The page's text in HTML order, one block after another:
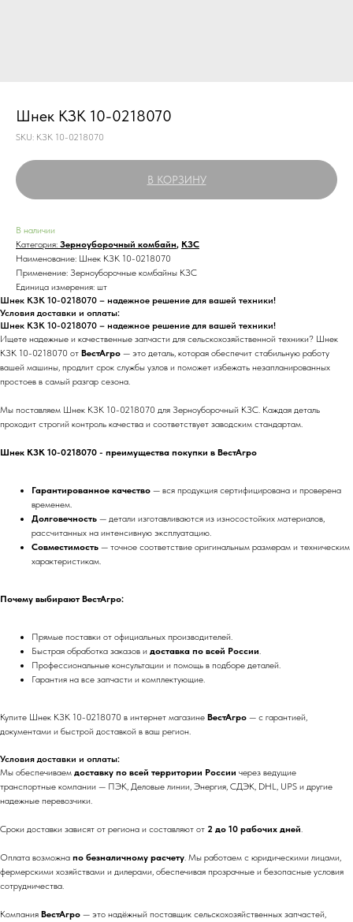
Шнек КЗК 10-0218070
SKU: КЗК 10-0218070
В КОРЗИНУ
В наличии
Категория: Зерноуборочный комбайн, КЗС
Наименование: Шнек КЗК 10-0218070
Применение: Зерноуборочные комбайны КЗС
Единица измерения: шт
Шнек КЗК 10-0218070 – надежное решение для вашей техники!
Условия доставки и оплаты:
Шнек КЗК 10-0218070 – надежное решение для вашей техники!
Ищете надежные и качественные запчасти для сельскохозяйственной техники? Шнек
КЗК 10-0218070 от ВестАгро — это деталь, которая обеспечит стабильную работу
вашей машины, продлит срок службы узлов и поможет избежать незапланированных
простоев в самый разгар сезона.
Мы поставляем Шнек КЗК 10-0218070 для Зерноуборочный КЗС. Каждая деталь
проходит строгий контроль качества и соответствует заводским стандартам.
Шнек КЗК 10-0218070 - преимущества покупки в ВестАгро
Гарантированное качество — вся продукция сертифицирована и проверена
временем.
Долговечность — детали изготавливаются из износостойких материалов,
рассчитанных на интенсивную эксплуатацию.
Совместимость — точное соответствие оригинальным размерам и техническим
характеристикам.
Почему выбирают ВестАгро:
Прямые поставки от официальных производителей.
Быстрая обработка заказов и доставка по всей России.
Профессиональные консультации и помощь в подборе деталей.
Гарантия на все запчасти и комплектующие.
Купите Шнек КЗК 10-0218070 в интернет магазине ВестАгро — с гарантией,
документами и быстрой доставкой в ваш регион.
Условия доставки и оплаты:
Мы обеспечиваем доставку по всей территории России через ведущие
транспортные компании — ПЭК, Деловые линии, Энергия, СДЭК, DHL, UPS и другие
надежные перевозчики.
Сроки доставки зависят от региона и составляют от 2 до 10 рабочих дней.
Оплата возможна по безналичному расчету. Мы работаем с юридическими лицами,
фермерскими хозяйствами и дилерами, обеспечивая прозрачные и безопасные условия
сотрудничества.
Компания ВестАгро — это надёжный поставщик сельскохозяйственных запчастей,